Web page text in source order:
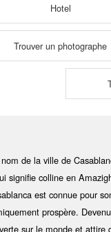
Hotel
Trouver un photographe
de la ville de
signifie colline en
est connue pour
prospère.
sur le monde et attire